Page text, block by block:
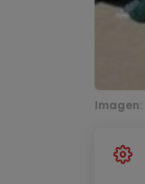
Imagen: